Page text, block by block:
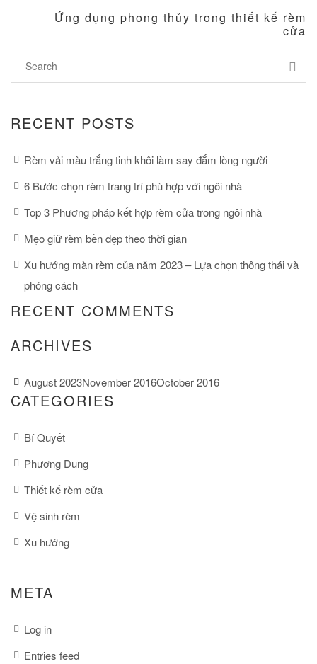
Ứng dụng phong thủy trong thiết kế rèm
cửa
RECENT POSTS
Rèm vải màu trắng tinh khôi làm say đắm lòng người
6 Bước chọn rèm trang trí phù hợp với ngôi nhà
Top 3 Phương pháp kết hợp rèm cửa trong ngôi nhà
Mẹo giữ rèm bền đẹp theo thời gian
Xu hướng màn rèm của năm 2023 – Lựa chọn thông thái và
phóng cách
RECENT COMMENTS
ARCHIVES
August 2023November 2016October 2016
CATEGORIES
Bí Quyết
Phương Dung
Thiết kế rèm cửa
Vệ sinh rèm
Xu hướng
META
Log in
Entries feed